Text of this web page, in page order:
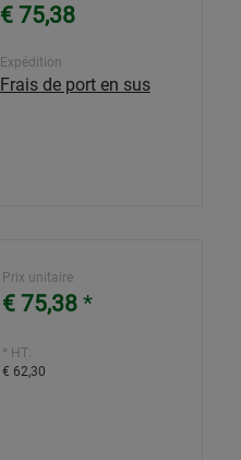
€ 75,38
Expédition
Frais de port en sus
Prix unitaire
€ 75,38 *
* HT:
€ 62,30